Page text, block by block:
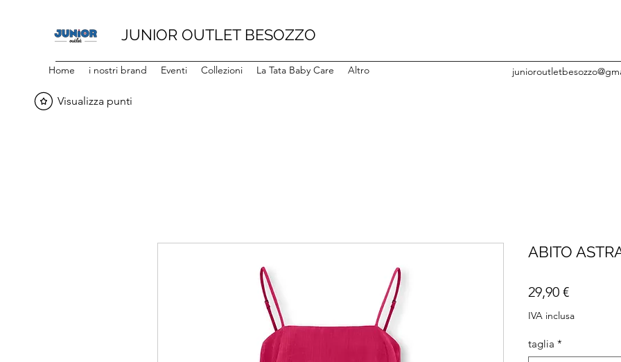
JUNIOR OUTLET BESOZZO
Home i nostri brand Eventi Collezioni La Tata Baby Care Altro
Visualizza punti
ABITO
29,90 €Prezzo
IVA inclusa
taglia *